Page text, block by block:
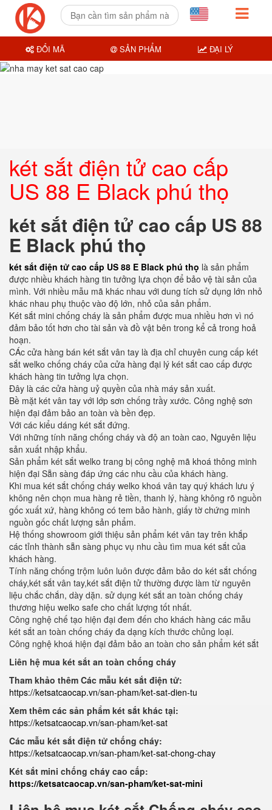
két sắt điện tử cao cấp
US 88 E Black phú thọ
két sắt điện tử cao cấp US 88
E Black phú thọ
két sắt điện tử cao cấp US 88 E Black phú thọ là sản phẩm
được nhiều khách hàng tin tưởng lựa chọn để bảo vệ tài sản của
mình. Với nhiều mẫu mã khác nhau với dung tích sử dụng lớn nhỏ
khác nhau phụ thuộc vào độ lớn, nhỏ của sản phẩm.
Két sắt mini chống cháy là sản phẩm được mua nhiều hơn vì nó
đảm bảo tốt hơn cho tài sản và đồ vật bên trong kể cả trong hoả
hoạn.
CÁc cửa hàng bán két sắt vân tay là địa chỉ chuyên cung cấp két
sắt welko chống cháy của cửa hàng đại lý két sắt cao cấp được
khách hàng tin tưởng lựa chọn.
Đây là các cửa hàng uỷ quyền của nhà máy sản xuất.
Bề mặt két vân tay với lớp sơn chống trầy xước. Công nghệ sơn
hiện đại đảm bảo an toàn và bền đẹp.
Với các kiểu dáng két sắt đứng.
Với những tính năng chống cháy và độ an toàn cao, Nguyên liệu
sản xuất nhập khẩu.
Sản phẩm két sắt welko trang bị công nghệ mã khoá thông minh
hiện đại Sẵn sàng đáp ứng các nhu cầu của khách hàng.
Khi mua két sắt chống cháy welko khoá vân tay quý khách lưu ý
không nên chọn mua hàng rẻ tiền, thanh lý, hàng không rõ nguồn
gốc xuất xứ, hàng không có tem bảo hành, giấy tờ chứng minh
nguồn gốc chất lượng sản phẩm.
Hệ thống showroom giới thiệu sản phẩm két vân tay trên khắp
các tỉnh thành sẵn sàng phục vụ nhu cầu tìm mua két sắt của
khách hàng.
Tính năng chống trộm luôn luôn được đảm bảo do két sắt chống
cháy,két sắt vân tay,két sắt điện tử thường được làm từ nguyên
liệu chắc chắn, dày dặn. sử dụng két sắt an toàn chống cháy
thương hiệu welko safe cho chất lượng tốt nhất.
Công nghệ chế tạo hiện đại đem đến cho khách hàng các mẫu
két sắt an toàn chống cháy đa dạng kích thước chủng loại.
Công nghệ khoá hiện đại đảm bảo an toàn cho sản phẩm két sắt
Liên hệ mua két sắt an toàn chống cháy
Tham khảo thêm Các mẫu két sắt điện tử:
https://ketsatcaocap.vn/san-pham/ket-sat-dien-tu
Xem thêm các sản phẩm két sắt khác tại:
https://ketsatcaocap.vn/san-pham/ket-sat
Các mẫu két sắt điện tử chống cháy:
https://ketsatcaocap.vn/san-pham/ket-sat-chong-chay
Két sắt mini chống cháy cao cấp:
https://ketsatcaocap.vn/san-pham/ket-sat-mini
ĐỔI MÃ SẢN PHẨM ĐẠI LÝ